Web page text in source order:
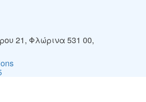
21, Φλώρινα 531 00,